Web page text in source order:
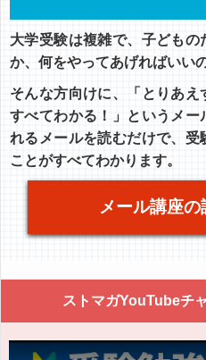
大学受験は複雑で、子ども
か、何をやってあげればい
そんな方向けに、「とりあ
すべてわかる！」というメー
れるメールを読むだけで、受
ことがすべてわかります。
メール講座の
ストマガYouTubeチ